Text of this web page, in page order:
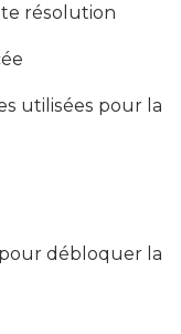
résolution
utilisées pour la
débloquer la